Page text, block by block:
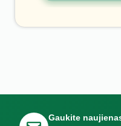
Gaukite